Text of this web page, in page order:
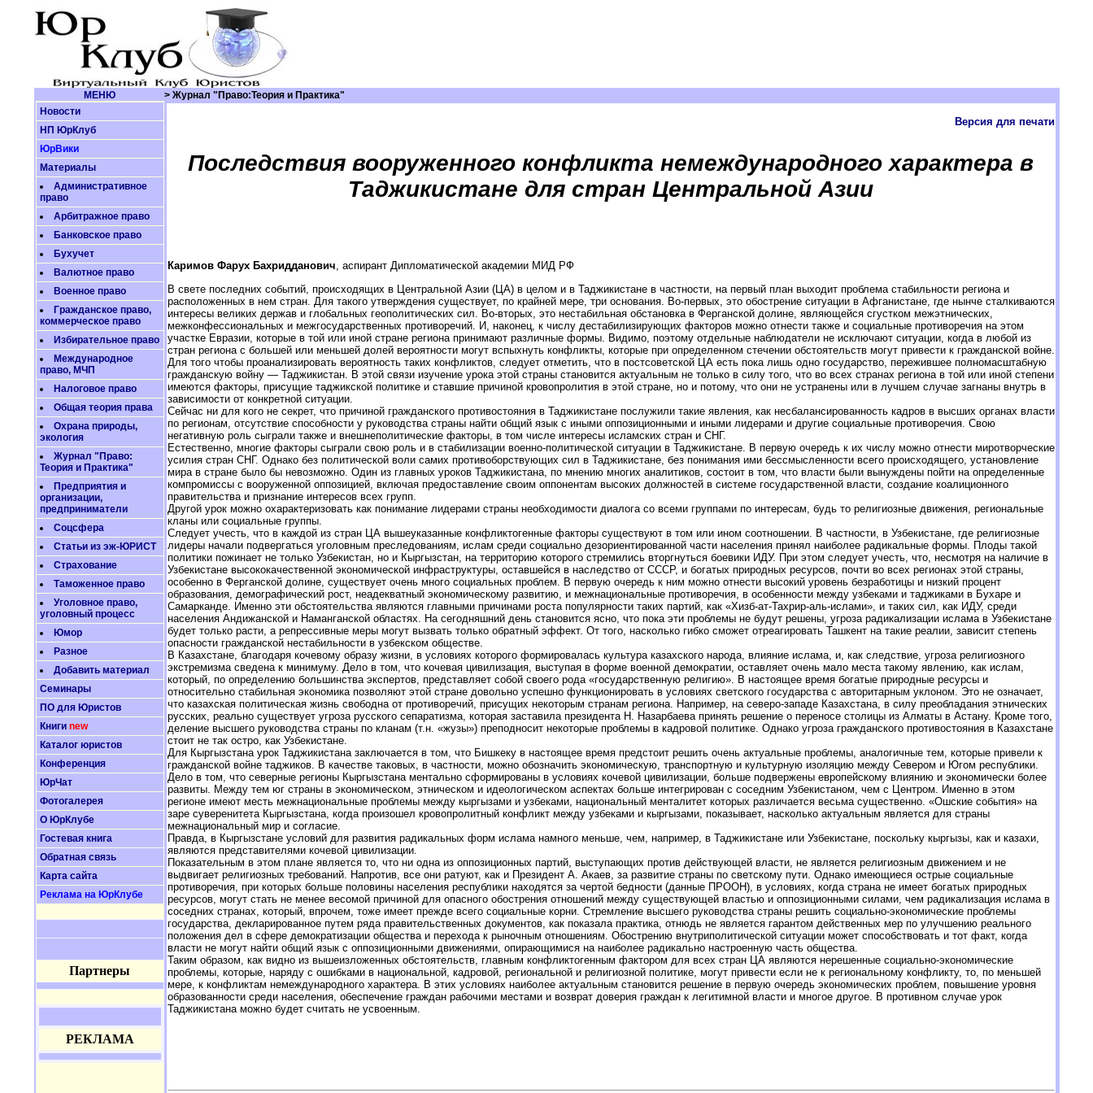
МЕНЮ
> Журнал "Право:Теория и Практика"
Новости
НП ЮрКлуб
ЮрВики
Материалы
Административное
право
Арбитражное право
Банковское право
Бухучет
Валютное право
Военное право
Гражданское право,
коммерческое право
Избирательное право
Международное
право, МЧП
Налоговое право
Общая теория права
Охрана природы,
экология
Журнал "Право:
Теория и Практика"
Предприятия и
организации,
предприниматели
Соцсфера
Статьи из эж-ЮРИСТ
Страхование
Таможенное право
Уголовное право,
уголовный процесс
Юмор
Разное
Добавить материал
Семинары
ПО для Юристов
Книги new
Каталог юристов
Конференция
ЮрЧат
Фотогалерея
О ЮрКлубе
Гостевая книга
Обратная связь
Карта сайта
Реклама на ЮрКлубе
Партнеры
РЕКЛАМА
Версия для печати
Последствия вооруженного конфликта немеждународного характера в
Таджикистане для стран Центральной Азии
Каримов Фарух Бахридданович, аспирант Дипломатической академии МИД РФ
В свете последних событий, происходящих в Центральной Азии (ЦА) в целом и в Таджикистане в частности, на первый план выходит проблема стабильности региона и
расположенных в нем стран. Для такого утверждения существует, по крайней мере, три основания. Во-первых, это обострение ситуации в Афганистане, где нынче сталкиваются
интересы великих держав и глобальных геополитических сил. Во-вторых, это нестабильная обстановка в Ферганской долине, являющейся сгустком межэтнических,
межконфессиональных и межгосударственных противоречий. И, наконец, к числу дестабилизирующих факторов можно отнести также и социальные противоречия на этом
участке Евразии, которые в той или иной стране региона принимают различные формы. Видимо, поэтому отдельные наблюдатели не исключают ситуации, когда в любой из
стран региона с большей или меньшей долей вероятности могут вспыхнуть конфликты, которые при определенном стечении обстоятельств могут привести к гражданской войне.
Для того чтобы проанализировать вероятность таких конфликтов, следует отметить, что в постсоветской ЦА есть пока лишь одно государство, пережившее полномасштабную
гражданскую войну — Таджикистан. В этой связи изучение урока этой страны становится актуальным не только в силу того, что во всех странах региона в той или иной степени
имеются факторы, присущие таджикской политике и ставшие причиной кровопролития в этой стране, но и потому, что они не устранены или в лучшем случае загнаны внутрь в
зависимости от конкретной ситуации.
Сейчас ни для кого не секрет, что причиной гражданского противостояния в Таджикистане послужили такие явления, как несбалансированность кадров в высших органах власти
по регионам, отсутствие способности у руководства страны найти общий язык с иными оппозиционными и иными лидерами и другие социальные противоречия. Свою
негативную роль сыграли также и внешнеполитические факторы, в том числе интересы исламских стран и СНГ.
Естественно, многие факторы сыграли свою роль и в стабилизации военно-политической ситуации в Таджикистане. В первую очередь к их числу можно отнести миротворческие
усилия стран СНГ. Однако без политической воли самих противоборствующих сил в Таджикистане, без понимания ими бессмысленности всего происходящего, установление
мира в стране было бы невозможно. Один из главных уроков Таджикистана, по мнению многих аналитиков, состоит в том, что власти были вынуждены пойти на определенные
компромиссы с вооруженной оппозицией, включая предоставление своим оппонентам высоких должностей в системе государственной власти, создание коалиционного
правительства и признание интересов всех групп.
Другой урок можно охарактеризовать как понимание лидерами страны необходимости диалога со всеми группами по интересам, будь то религиозные движения, региональные
кланы или социальные группы.
Следует учесть, что в каждой из стран ЦА вышеуказанные конфликтогенные факторы существуют в том или ином соотношении. В частности, в Узбекистане, где религиозные
лидеры начали подвергаться уголовным преследованиям, ислам среди социально дезориентированной части населения принял наиболее радикальные формы. Плоды такой
политики пожинает не только Узбекистан, но и Кыргызстан, на территорию которого стремились вторгнуться боевики ИДУ. При этом следует учесть, что, несмотря на наличие в
Узбекистане высококачественной экономической инфраструктуры, оставшейся в наследство от СССР, и богатых природных ресурсов, почти во всех регионах этой страны,
особенно в Ферганской долине, существует очень много социальных проблем. В первую очередь к ним можно отнести высокий уровень безработицы и низкий процент
образования, демографический рост, неадекватный экономическому развитию, и межнациональные противоречия, в особенности между узбеками и таджиками в Бухаре и
Самарканде. Именно эти обстоятельства являются главными причинами роста популярности таких партий, как «Хизб-ат-Тахрир-аль-ислами», и таких сил, как ИДУ, среди
населения Андижанской и Наманганской областях. На сегодняшний день становится ясно, что пока эти проблемы не будут решены, угроза радикализации ислама в Узбекистане
будет только расти, а репрессивные меры могут вызвать только обратный эффект. От того, насколько гибко сможет отреагировать Ташкент на такие реалии, зависит степень
опасности гражданской нестабильности в узбекском обществе.
В Казахстане, благодаря кочевому образу жизни, в условиях которого формировалась культура казахского народа, влияние ислама, и, как следствие, угроза религиозного
экстремизма сведена к минимуму. Дело в том, что кочевая цивилизация, выступая в форме военной демократии, оставляет очень мало места такому явлению, как ислам,
который, по определению большинства экспертов, представляет собой своего рода «государственную религию». В настоящее время богатые природные ресурсы и
относительно стабильная экономика позволяют этой стране довольно успешно функционировать в условиях светского государства с авторитарным уклоном. Это не означает,
что казахская политическая жизнь свободна от противоречий, присущих некоторым странам региона. Например, на северо-западе Казахстана, в силу преобладания этнических
русских, реально существует угроза русского сепаратизма, которая заставила президента Н. Назарбаева принять решение о переносе столицы из Алматы в Астану. Кроме того,
деление высшего руководства страны по кланам (т.н. «жузы») преподносит некоторые проблемы в кадровой политике. Однако угроза гражданского противостояния в Казахстане
стоит не так остро, как Узбекистане.
Для Кыргызстана урок Таджикистана заключается в том, что Бишкеку в настоящее время предстоит решить очень актуальные проблемы, аналогичные тем, которые привели к
гражданской войне таджиков. В качестве таковых, в частности, можно обозначить экономическую, транспортную и культурную изоляцию между Севером и Югом республики.
Дело в том, что северные регионы Кыргызстана ментально сформированы в условиях кочевой цивилизации, больше подвержены европейскому влиянию и экономически более
развиты. Между тем юг страны в экономическом, этническом и идеологическом аспектах больше интегрирован с соседним Узбекистаном, чем с Центром. Именно в этом
регионе имеют месть межнациональные проблемы между кыргызами и узбеками, национальный менталитет которых различается весьма существенно. «Ошские события» на
заре суверенитета Кыргызстана, когда произошел кровопролитный конфликт между узбеками и кыргызами, показывает, насколько актуальным является для страны
межнациональный мир и согласие.
Правда, в Кыргызстане условий для развития радикальных форм ислама намного меньше, чем, например, в Таджикистане или Узбекистане, поскольку кыргызы, как и казахи,
являются представителями кочевой цивилизации.
Показательным в этом плане является то, что ни одна из оппозиционных партий, выступающих против действующей власти, не является религиозным движением и не
выдвигает религиозных требований. Напротив, все они ратуют, как и Президент А. Акаев, за развитие страны по светскому пути. Однако имеющиеся острые социальные
противоречия, при которых больше половины населения республики находятся за чертой бедности (данные ПРООН), в условиях, когда страна не имеет богатых природных
ресурсов, могут стать не менее весомой причиной для опасного обострения отношений между существующей властью и оппозиционными силами, чем радикализация ислама в
соседних странах, который, впрочем, тоже имеет прежде всего социальные корни. Стремление высшего руководства страны решить социально-экономические проблемы
государства, декларированное путем ряда правительственных документов, как показала практика, отнюдь не является гарантом действенных мер по улучшению реального
положения дел в сфере демократизации общества и перехода к рыночным отношениям. Обострению внутриполитической ситуации может способствовать и тот факт, когда
власти не могут найти общий язык с оппозиционными движениями, опирающимися на наиболее радикально настроенную часть общества.
Таким образом, как видно из вышеизложенных обстоятельств, главным конфликтогенным фактором для всех стран ЦА являются нерешенные социально-экономические
проблемы, которые, наряду с ошибками в национальной, кадровой, региональной и религиозной политике, могут привести если не к региональному конфликту, то, по меньшей
мере, к конфликтам немеждународного характера. В этих условиях наиболее актуальным становится решение в первую очередь экономических проблем, повышение уровня
образованности среди населения, обеспечение граждан рабочими местами и возврат доверия граждан к легитимной власти и многое другое. В противном случае урок
Таджикистана можно будет считать не усвоенным.